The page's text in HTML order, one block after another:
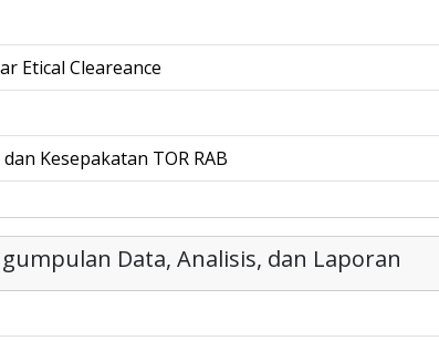
Etical Cleareance
Kesepakatan TOR RAB
Data, Analisis, dan Laporan